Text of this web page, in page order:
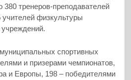
380 тренеров-преподавателей
физкультуры
спортивных
и призерами чемпионатов,
и Европы, 198 – победителями